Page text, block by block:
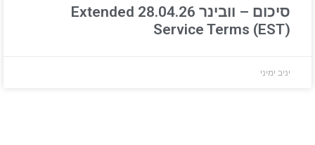
סיכום – וובינר 28.04.26 Extended
Service Terms (EST)
יניב ימיני